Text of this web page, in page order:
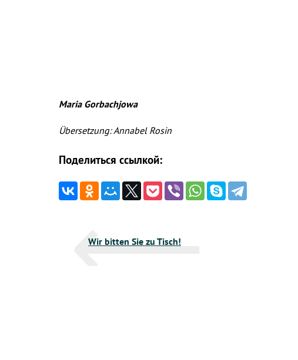
Maria Gorbachjowa
Übersetzung: Annabel Rosin
Поделиться ссылкой:
Wir bitten Sie zu Tisch!